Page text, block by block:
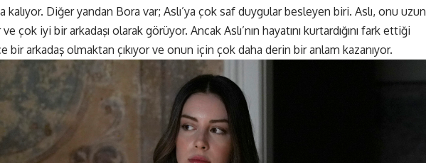
kalıyor. Diğer yandan Bora var; Aslı’ya çok saf duygular besleyen biri. Aslı, onu uzun
ve çok iyi bir arkadaşı olarak görüyor. Ancak Aslı’nın hayatını kurtardığını fark ettiği
bir arkadaş olmaktan çıkıyor ve onun için çok daha derin bir anlam kazanıyor.